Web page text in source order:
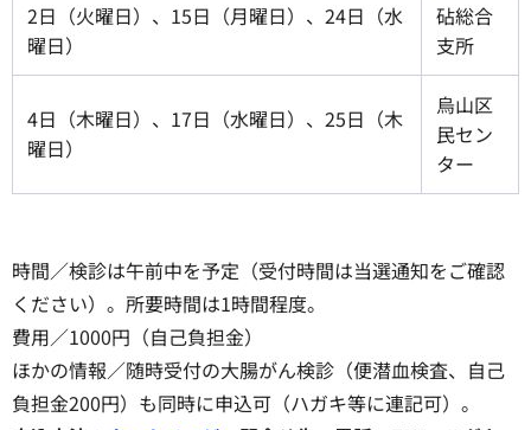
2日（火曜日）、15日（月曜日）、24日（水
曜日）
砧総合
支所
4日（木曜日）、17日（水曜日）、25日（木
曜日）
烏山区
民セン
ター
時間／検診は午前中を予定（受付時間は当選通知をご確認
ください）。所要時間は1時間程度。
費用／1000円（自己負担金）
ほかの情報／随時受付の大腸がん検診（便潜血検査、自己
負担金200円）も同時に申込可（ハガキ等に連記可）。